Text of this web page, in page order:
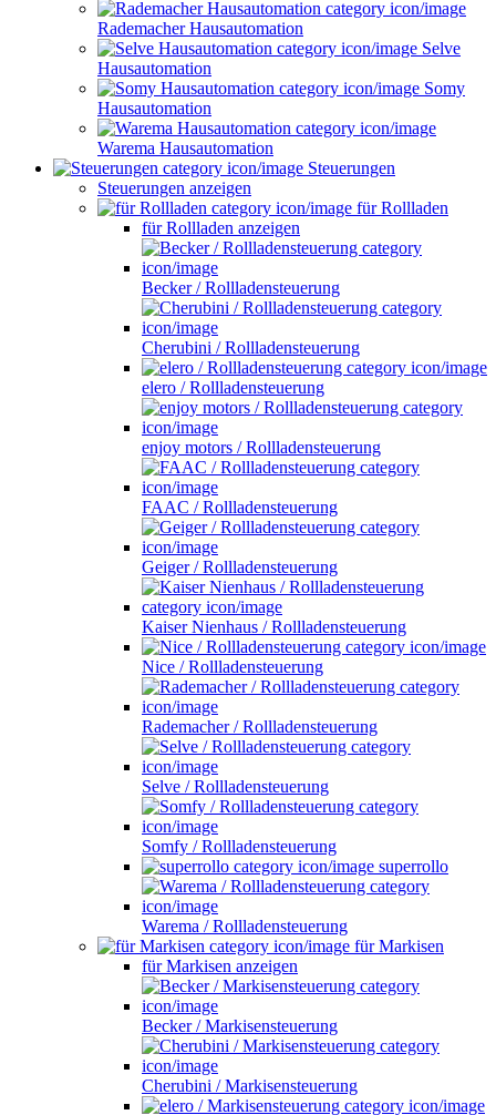
Rademacher Hausautomation
Selve
Hausautomation
Somy
Hausautomation
Warema Hausautomation
Steuerungen
Steuerungen anzeigen
für Rollladen
für Rollladen anzeigen
Becker / Rollladensteuerung
Cherubini / Rollladensteuerung
elero / Rollladensteuerung
enjoy motors / Rollladensteuerung
FAAC / Rollladensteuerung
Geiger / Rollladensteuerung
Kaiser Nienhaus / Rollladensteuerung
Nice / Rollladensteuerung
Rademacher / Rollladensteuerung
Selve / Rollladensteuerung
Somfy / Rollladensteuerung
superrollo
Warema / Rollladensteuerung
für Markisen
für Markisen anzeigen
Becker / Markisensteuerung
Cherubini / Markisensteuerung